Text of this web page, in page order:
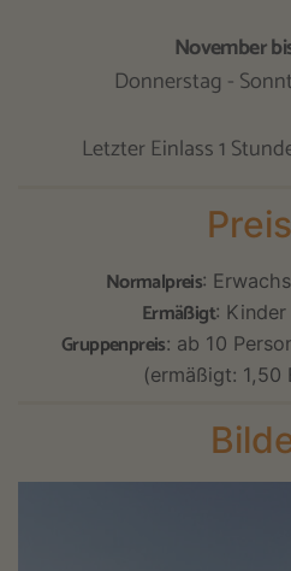
November
Donnerstag -
Letzter Einlass 1
Normalpreis:
Ermäßigt: Kinder
Gruppenpreis: ab 10
(ermäßigt: 1,50